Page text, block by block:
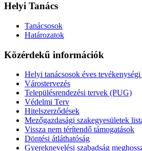
Helyi Tanács
Tanácsosok
Határozatok
Közérdekű információk
Helyi tanácsosok éves
Várostervezés
Településrendezési tervek (PUG)
Védelmi Terv
Hitelszerződések
Mezőgazdasági szakegyesületek
Vissza nem térítendő támogatások
Döntési átláthatóság
Gyereknevelési szabadság